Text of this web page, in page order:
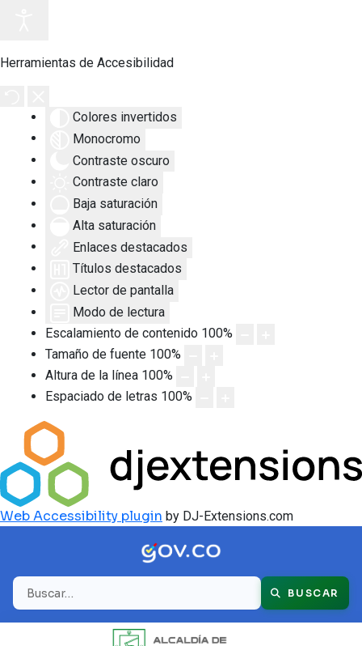
Herramientas de Accesibilidad
Colores invertidos
Monocromo
Contraste oscuro
Contraste claro
Baja saturación
Alta saturación
Enlaces destacados
Títulos destacados
Lector de pantalla
Modo de lectura
Escalamiento de contenido 100%
Tamaño de fuente 100%
Altura de la línea 100%
Espaciado de letras 100%
Web Accessibility plugin by DJ-Extensions.com
Buscar BUSCAR